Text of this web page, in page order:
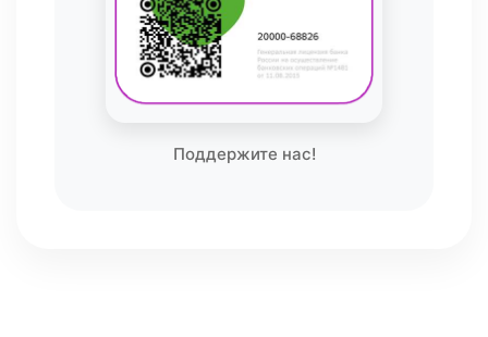
Поддержите нас!